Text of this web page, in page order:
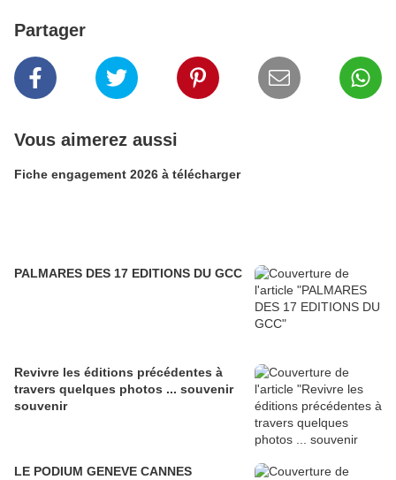
Partager
Vous aimerez aussi
Fiche engagement 2026 à télécharger
PALMARES DES 17 EDITIONS DU GCC
Revivre les éditions précédentes à
travers quelques photos ... souvenir
souvenir
LE PODIUM GENEVE CANNES